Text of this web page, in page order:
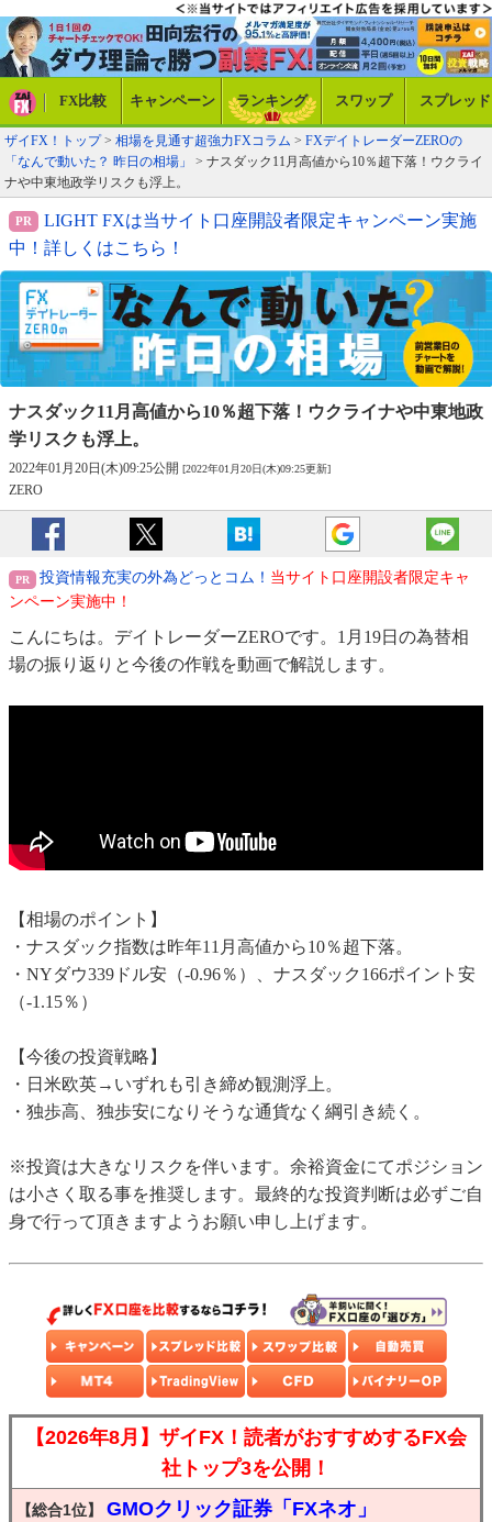
FX比較 キャンペーン ランキング スワップ スプレッド
ザイFX！トップ> 相場を見通す超強力FXコラム > FXデイトレーダーZEROの
「なんで動いた？ 昨日の相場」
> ナスダック11月高値から10％超下落！ウクライ
ナや中東地政学リスクも浮上。
LIGHT FXは当サイト口座開設者限定キャンペーン実施
中！詳しくはこちら！
ナスダック11月高値から10％超下落！ ウクライナや中東地政
学リスクも浮上。
2022年01月20日(木)09:25公開 [2022年01月20日(木)09:25更新]
ZERO
投資情報充実の外為どっとコム！ 当サイト口座開設者限定キャ
ンペーン実施中！
こんにちは。デイトレーダーZEROです。1月19日の為替相
場の振り返りと今後の作戦を動画で解説します。
【相場のポイント】
・ナスダック指数は昨年11月高値から10％超下落。
・NYダウ339ドル安（-0.96％）、ナスダック166ポイント安
（-1.15％）
【今後の投資戦略】
・日米欧英→いずれも引き締め観測浮上。
・独歩高、独歩安になりそうな通貨なく綱引き続く。
※投資は大きなリスクを伴います。余裕資金にてポジション
は小さく取る事を推奨します。最終的な投資判断は必ずご自
身で行って頂きますようお願い申し上げます。
【2026年8月】ザイFX！読者がおすすめするFX会
社トップ3を公開！
【総合1位】 GMOクリック証券「FXネオ」